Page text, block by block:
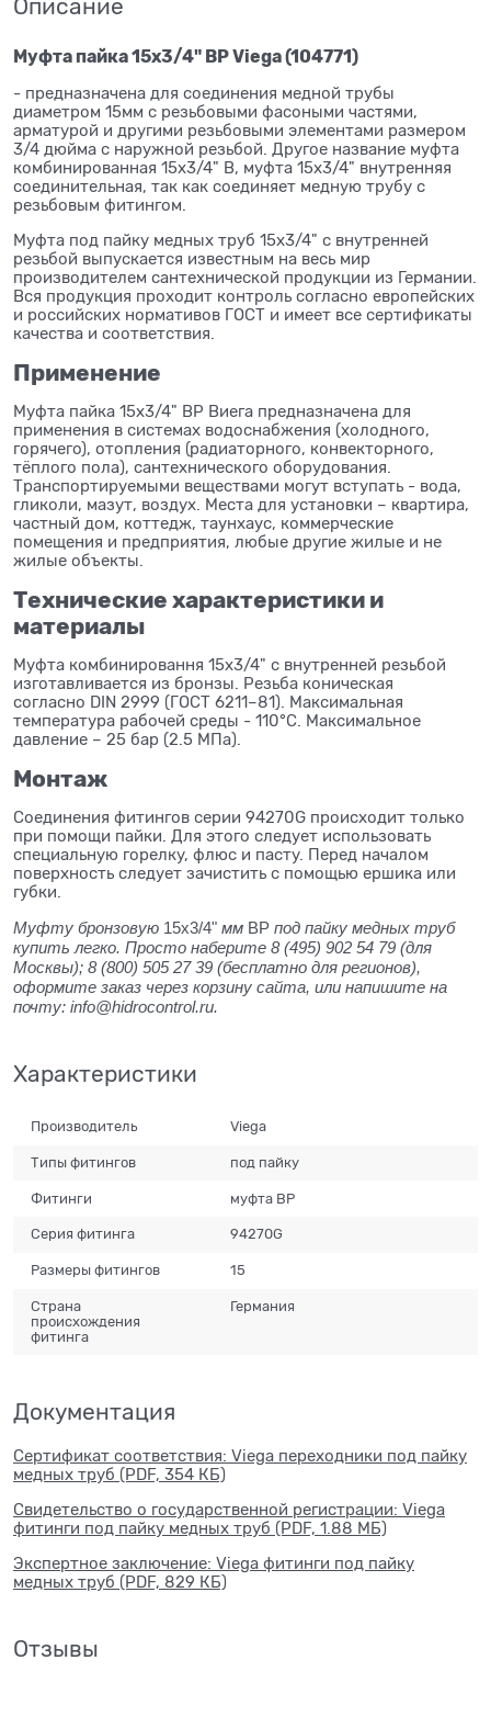
Описание
Муфта пайка 15x3/4" ВР Viega (104771)
- предназначена для соединения медной трубы
диаметром 15мм с резьбовыми фасоными частями,
арматурой и другими резьбовыми элементами размером
3/4 дюйма с наружной резьбой. Другое название муфта
комбинированная 15x3/4" В, муфта 15x3/4" внутренняя
соединительная, так как соединяет медную трубу с
резьбовым фитингом.
Муфта под пайку медных труб 15x3/4" с внутренней
резьбой выпускается известным на весь мир
производителем сантехнической продукции из Германии.
Вся продукция проходит контроль согласно европейских
и российских нормативов ГОСТ и имеет все сертификаты
качества и соответствия.
Применение
Муфта пайка 15x3/4" ВР Виега предназначена для
применения в системах водоснабжения (холодного,
горячего), отопления (радиаторного, конвекторного,
тёплого пола), сантехнического оборудования.
Транспортируемыми веществами могут вступать - вода,
гликоли, мазут, воздух. Места для установки – квартира,
частный дом, коттедж, таунхаус, коммерческие
помещения и предприятия, любые другие жилые и не
жилые объекты.
Технические характеристики и
материалы
Муфта комбинировання 15x3/4" с внутренней резьбой
изготавливается из бронзы. Резьба коническая
согласно DIN 2999 (ГОСТ 6211–81). Максимальная
температура рабочей среды - 110°C. Максимальное
давление – 25 бар (2.5 МПа).
Монтаж
Соединения фитингов серии 94270G происходит только
при помощи пайки. Для этого следует использовать
специальную горелку, флюс и пасту. Перед началом
поверхность следует зачистить с помощью ершика или
губки.
Муфту бронзовую 15x3/4" мм ВР под пайку медных труб
купить легко. Просто наберите 8 (495) 902 54 79 (для
Москвы); 8 (800) 505 27 39 (бесплатно для регионов),
оформите заказ через корзину сайта, или напишите на
почту: info@hidrocontrol.ru.
Характеристики
Производитель Viega
Типы фитингов под пайку
Фитинги муфта ВР
Серия фитинга 94270G
Размеры фитингов 15
Страна
происхождения
фитинга
Германия
Документация
Сертификат соответствия: Viega переходники под пайку
медных труб (PDF, 354 КБ)
Свидетельство о государственной регистрации: Viega
фитинги под пайку медных труб (PDF, 1.88 МБ)
Экспертное заключение: Viega фитинги под пайку
медных труб (PDF, 829 КБ)
Отзывы